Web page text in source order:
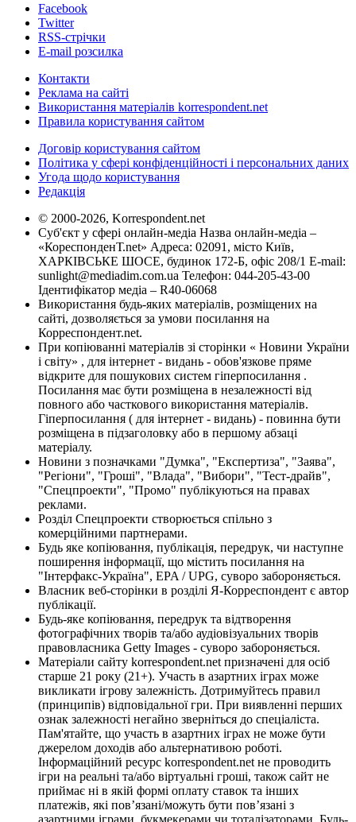
Facebook
Twitter
RSS-стрічки
E-mail розсилка
Контакти
Реклама на сайті
Використання матеріалів korrespondent.net
Правила користування сайтом
Договір користування сайтом
Політика у сфері конфіденційності і персональних даних
Угода щодо користування
Редакція
© 2000-2026, Korrespondent.net
Суб'єкт у сфері онлайн-медіа Назва онлайн-медіа –
«КореспонденТ.net» Адреса: 02091, місто Київ,
ХАРКІВСЬКЕ ШОСЕ, будинок 172-Б, офіс 208/1 E-mail:
sunlight@mediadim.com.ua Телефон: 044-205-43-00
Ідентифікатор медіа – R40-06068
Використання будь-яких матеріалів, розміщених на
сайті, дозволяється за умови посилання на
Корреспондент.net.
При копіюванні матеріалів зі сторінки « Новини України
і світу» , для інтернет - видань - обов'язкове пряме
відкрите для пошукових систем гіперпосилання .
Посилання має бути розміщена в незалежності від
повного або часткового використання матеріалів.
Гіперпосилання ( для інтернет - видань) - повинна бути
розміщена в підзаголовку або в першому абзаці
матеріалу.
Новини з позначками "Думка", "Експертиза", "Заява",
"Регіони", "Гроші", "Влада", "Вибори", "Тест-драйв",
"Спецпроекти", "Промо" публікуються на правах
реклами.
Розділ Спецпроекти створюється спільно з
комерційними партнерами.
Будь яке копіювання, публікація, передрук, чи наступне
поширення інформації, що містить посилання на
"Інтерфакс-Україна", EPA / UPG, суворо забороняється.
Власник веб-сторінки в розділі Я-Корреспондент є автор
публікації.
Будь-яке копіювання, передрук та відтворення
фотографічних творів та/або аудіовізуальних творів
правовласника Getty Images - суворо забороняється.
Матеріали сайту korrespondent.net призначені для осіб
старше 21 року (21+). Участь в азартних іграх може
викликати ігрову залежність. Дотримуйтесь правил
(принципів) відповідальної гри. При виявленні перших
ознак залежності негайно зверніться до спеціаліста.
Пам'ятайте, що участь в азартних іграх не може бути
джерелом доходів або альтернативою роботі.
Інформаційний ресурс korrespondent.net не проводить
ігри на реальні та/або віртуальні гроші, також сайт не
приймає ні в якій формі оплату ставок та інших
платежів, які пов’язані/можуть бути пов’язані з
азартними іграми, букмекерами чи тоталізаторами. Будь-